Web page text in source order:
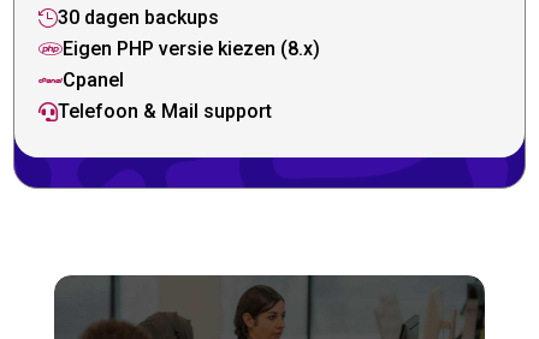
30 dagen backups
Eigen PHP versie kiezen (8.x)
Cpanel
Telefoon & Mail support